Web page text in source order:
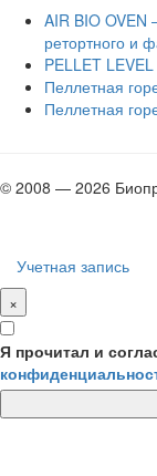
AIR BIO OVEN
ретортного и
PELLET
Пеллетная
Пеллетная
© 2008 — 2026
Учетная запись
×
Я прочитал и